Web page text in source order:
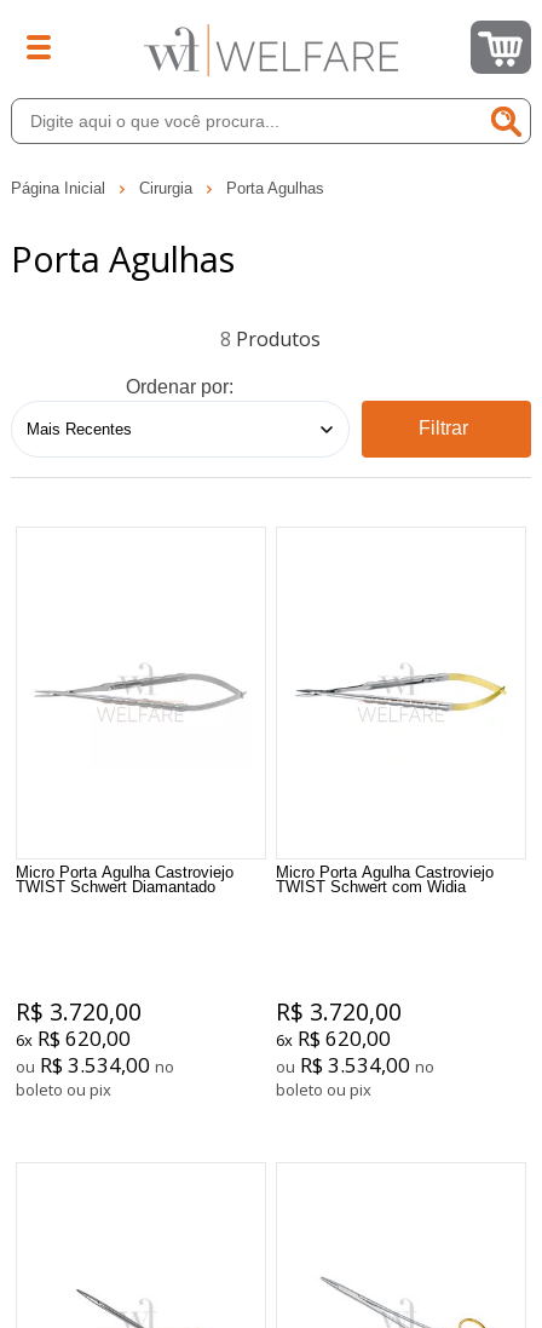
Página Inicial Cirurgia Porta Agulhas
Porta Agulhas
8
Ordenar por:
Filtrar
Micro Porta Agulha Castroviejo
TWIST Schwert Diamantado
R$ 3.720,00
6x R$ 620,00
ou R$ 3.534,00 no
boleto ou pix
Micro Porta Agulha Castroviejo
TWIST Schwert com Widia
R$ 3.720,00
6x R$ 620,00
ou R$ 3.534,00 no
boleto ou pix